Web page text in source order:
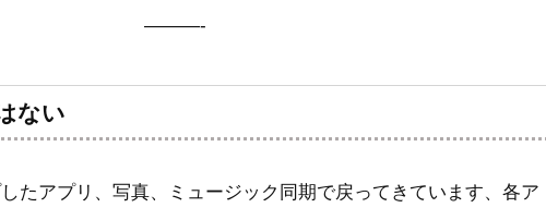
———-
ない
たアプリ、写真、ミュージック同期で戻ってきています、各ア